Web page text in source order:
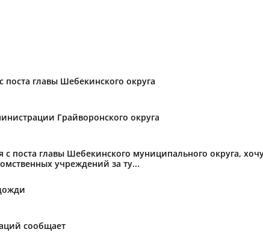
главы Шебекинского округа
Грайворонского округа
главы Шебекинского муниципального округа,
учреждений за ту...
сообщает